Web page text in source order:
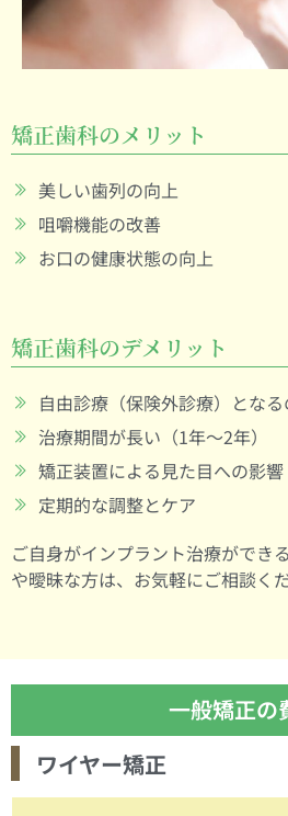
矯正歯科のメリット
美しい歯列の向上
咀嚼機能の改善
お口の健康状態の向上
矯正歯科のデメリット
自由診療（保険外診療）とな
治療期間が長い（1年～2年）
矯正装置による見た目への影響
定期的な調整とケア
ご自身がインプラント治療ができ
や曖昧な方は、お気軽にご相談くだ
一般矯正の
ワイヤー矯正